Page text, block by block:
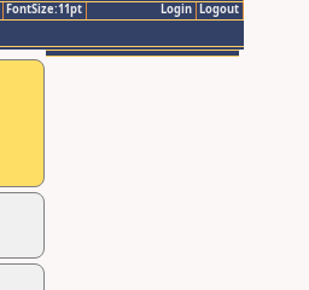
Logout
Login
FontSize:11pt